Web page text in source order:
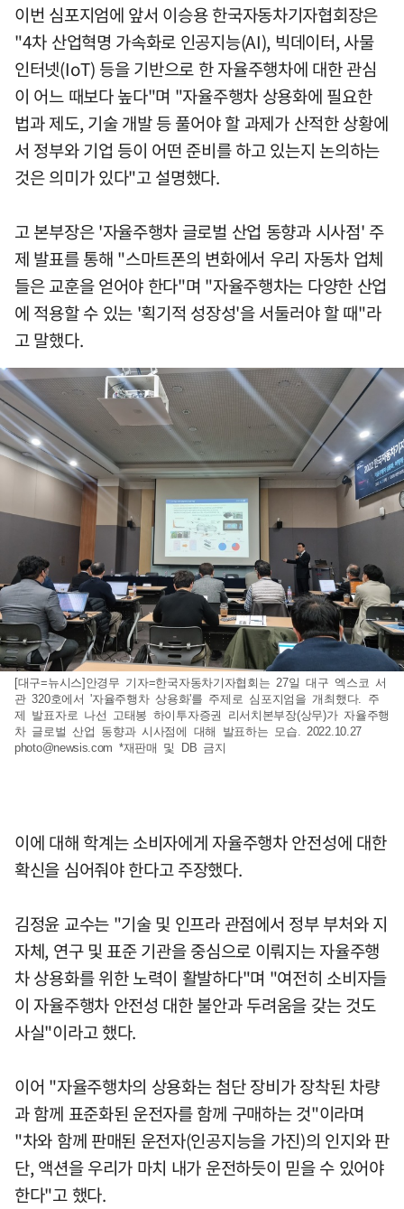
이번 심포지엄에 앞서 이승용 한국자동차기자협회장은
"4차 산업혁명 가속화로 인공지능(AI), 빅데이터, 사물
인터넷(IoT) 등을 기반으로 한 자율주행차에 대한 관심
이 어느 때보다 높다"며 "자율주행차 상용화에 필요한
법과 제도, 기술 개발 등 풀어야 할 과제가 산적한 상황에
서 정부와 기업 등이 어떤 준비를 하고 있는지 논의하는
것은 의미가 있다"고 설명했다.
고 본부장은 '자율주행차 글로벌 산업 동향과 시사점' 주
제 발표를 통해 "스마트폰의 변화에서 우리 자동차 업체
들은 교훈을 얻어야 한다"며 "자율주행차는 다양한 산업
에 적용할 수 있는 '획기적 성장성'을 서둘러야 할 때"라
고 말했다.
[대구=뉴시스]안경무 기자=한국자동차기자협회는 27일 대구 엑스코 서
관 320호에서 '자율주행차 상용화'를 주제로 심포지엄을 개최했다. 주
제 발표자로 나선 고태봉 하이투자증권 리서치본부장(상무)가 자율주행
차 글로벌 산업 동향과 시사점에 대해 발표하는 모습. 2022.10.27
photo@newsis.com *재판매 및 DB 금지
이에 대해 학계는 소비자에게 자율주행차 안전성에 대한
확신을 심어줘야 한다고 주장했다.
김정윤 교수는 "기술 및 인프라 관점에서 정부 부처와 지
자체, 연구 및 표준 기관을 중심으로 이뤄지는 자율주행
차 상용화를 위한 노력이 활발하다"며 "여전히 소비자들
이 자율주행차 안전성 대한 불안과 두려움을 갖는 것도
사실"이라고 했다.
이어 "자율주행차의 상용화는 첨단 장비가 장착된 차량
과 함께 표준화된 운전자를 함께 구매하는 것"이라며
"차와 함께 판매된 운전자(인공지능을 가진)의 인지와 판
단, 액션을 우리가 마치 내가 운전하듯이 믿을 수 있어야
한다"고 했다.